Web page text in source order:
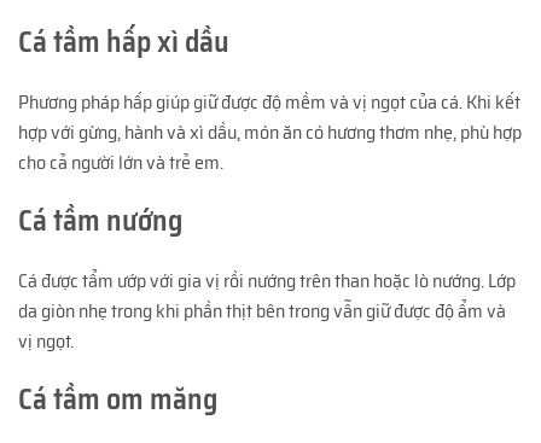
Cá tầm hấp xì dầu
Phương pháp hấp giúp giữ được độ mềm và vị ngọt của cá. Khi kết
hợp với gừng, hành và xì dầu, món ăn có hương thơm nhẹ, phù hợp
cho cả người lớn và trẻ em.
Cá tầm nướng
Cá được tẩm ướp với gia vị rồi nướng trên than hoặc lò nướng. Lớp
da giòn nhẹ trong khi phần thịt bên trong vẫn giữ được độ ẩm và
vị ngọt.
Cá tầm om măng